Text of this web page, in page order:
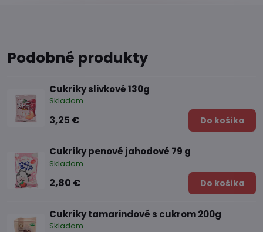
Podobné produkty
Cukríky slivkové 130g
Skladom
3,25 € Do košíka
Cukríky penové jahodové 79 g
Skladom
2,80 € Do košíka
Cukríky tamarindové s cukrom 200g
Skladom